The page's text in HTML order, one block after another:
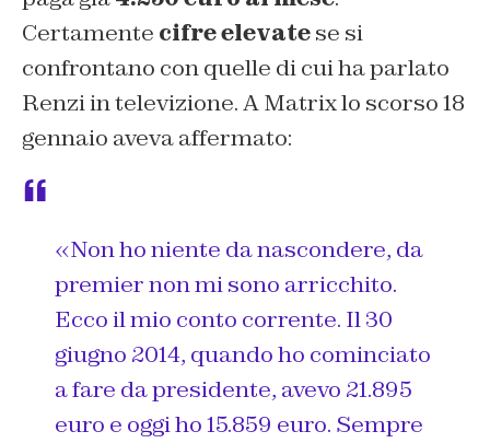
Certamente cifre elevatese si
confrontano con quelle di cui ha parlato
Renzi in televizione. A Matrix lo scorso 18
gennaio aveva affermato:
«Non ho niente da nascondere, da
premier non mi sono arricchito.
Ecco il mio conto corrente. Il 30
giugno 2014, quando ho cominciato
a fare da presidente, avevo 21.895
euro e oggi ho 15.859 euro. Sempre